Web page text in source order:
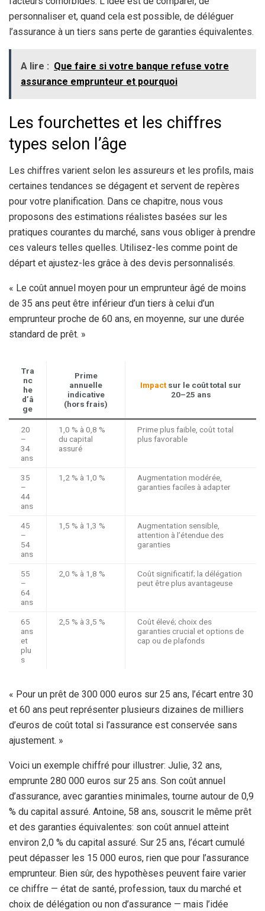
personnaliser et, quand cela est possible, de déléguer
l’assurance à un tiers sans perte de garanties équivalentes.
A lire : Que faire si votre banque refuse votre
assurance emprunteur et pourquoi
Les fourchettes et les chiffres
types selon l’âge
Les chiffres varient selon les assureurs et les profils, mais
certaines tendances se dégagent et servent de repères
pour votre planification. Dans ce chapitre, nous vous
proposons des estimations réalistes basées sur les
pratiques courantes du marché, sans vous obliger à prendre
ces valeurs telles quelles. Utilisez-les comme point de
départ et ajustez-les grâce à des devis personnalisés.
« Le coût annuel moyen pour un emprunteur âgé de moins
de 35 ans peut être inférieur d’un tiers à celui d’un
emprunteur proche de 60 ans, en moyenne, sur une durée
standard de prêt. »
Tra
nc
he
d’â
ge
Prime
annuelle
indicative
(hors frais)
Impactsur le coût total sur
20–25 ans
20
–
34
ans
1,0 % à 0,8 %
du capital
assuré
Prime plus faible, coût total
plus favorable
35
–
44
ans
1,2 % à 1,0 %
Augmentation modérée,
garanties faciles à adapter
45
–
54
ans
1,5 % à 1,3 %
Augmentation sensible,
attention à l’étendue des
garanties
55
–
64
ans
2,0 % à 1,8 %
Coût significatif; la délégation
peut être plus avantageuse
65
ans
et
plu
s
2,5 % à 3,5 %
Coût élevé; choix des
garanties crucial et options de
cap ou de plafonds
« Pour un prêt de 300 000 euros sur 25 ans, l’écart entre 30
et 60 ans peut représenter plusieurs dizaines de milliers
d’euros de coût total si l’assurance est conservée sans
ajustement. »
Voici un exemple chiffré pour illustrer: Julie, 32 ans,
emprunte 280 000 euros sur 25 ans. Son coût annuel
d’assurance, avec garanties minimales, tourne autour de 0,9
% du capital assuré. Antoine, 58 ans, souscrit le même prêt
et des garanties équivalentes: son coût annuel atteint
environ 2,0 % du capital assuré. Sur 25 ans, l’écart cumulé
peut dépasser les 15 000 euros, rien que pour l’assurance
emprunteur. Bien sûr, des hypothèses peuvent faire varier
ce chiffre — état de santé, profession, taux du marché et
choix de délégation ou non d’assurance — mais l’idée